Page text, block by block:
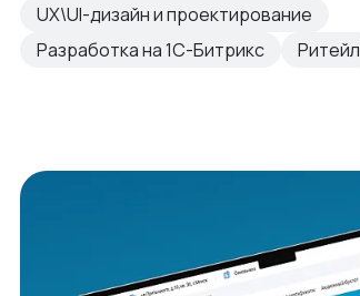
UX\UI-дизайн и проектирование
Разработка на 1С-Битрикс
Ритейл